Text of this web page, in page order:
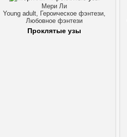
Мери Ли
Young adult, Героическое фэнтези,
Любовное фэнтези
Проклятые узы